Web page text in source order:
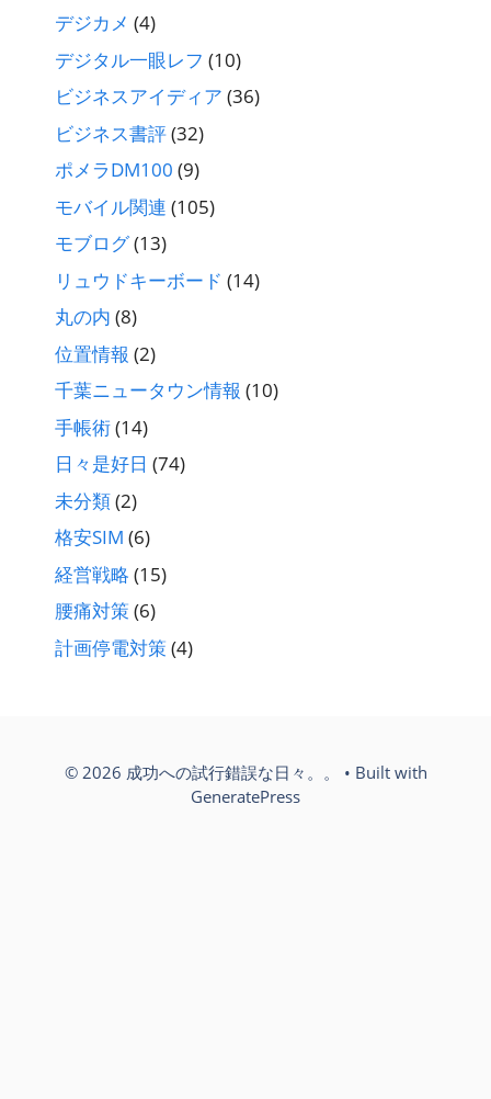
デジカメ (4)
デジタル一眼レフ (10)
ビジネスアイディア (36)
ビジネス書評(32)
ポメラDM100 (9)
モバイル関連 (105)
モブログ(13)
リュウドキーボード (14)
丸の内 (8)
位置情報 (2)
千葉ニュータウン情報 (10)
手帳術(14)
日々是好日 (74)
未分類(2)
格安SIM (6)
経営戦略 (15)
腰痛対策 (6)
計画停電対策 (4)
© 2026 成功への試行錯誤な日々。。
• Built with
GeneratePress